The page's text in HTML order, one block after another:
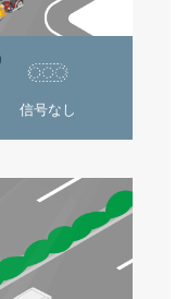
信号なし